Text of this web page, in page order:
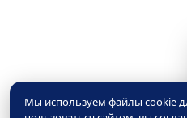
Мы используем файлы cookie